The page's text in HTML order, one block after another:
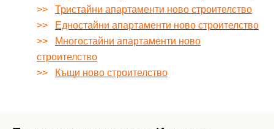
>> Тристайни апартаменти ново строителство
>>
Едностайни апартаменти ново строителство
>>
Многостайни апартаменти ново
строителство
>>
Къщи ново строителство